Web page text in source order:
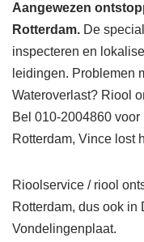
Aangewezen
Rotterdam. De
inspecteren en
leidingen. Problemen
Wateroverlast? Riool
Bel 010-2004860
Rotterdam, Vince lost
Rioolservice / riool
Rotterdam, dus ook in
Vondelingenplaat.